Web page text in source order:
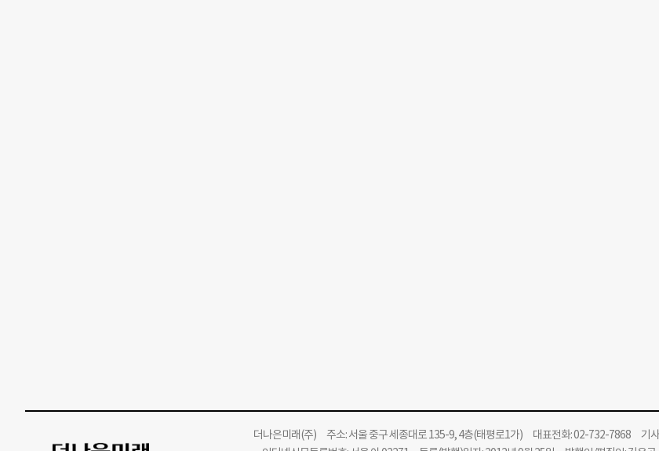
더나은미래(주)주소: 서울 중구 세종대로 135-9, 4층(태평로1가) 대표전화: 02-732-7868 기